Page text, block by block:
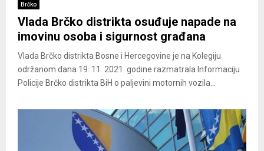
Brčko
Vlada Brčko distrikta osuđuje napade na
imovinu osoba i sigurnost građana
Vlada Brčko distrikta Bosne i Hercegovine je na Kolegiju
održanom dana 19. 11. 2021. godine razmatrala Informaciju
Policije Brčko distrikta BiH o paljevini motornih vozila...